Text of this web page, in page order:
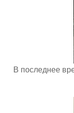
В последнее